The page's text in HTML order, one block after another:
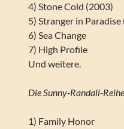
4) Stone Cold (2003)
5) Stranger in Paradise
6) Sea Change
7) High Profile
Und weitere.
Die Sunny-Randall-
1) Family Honor